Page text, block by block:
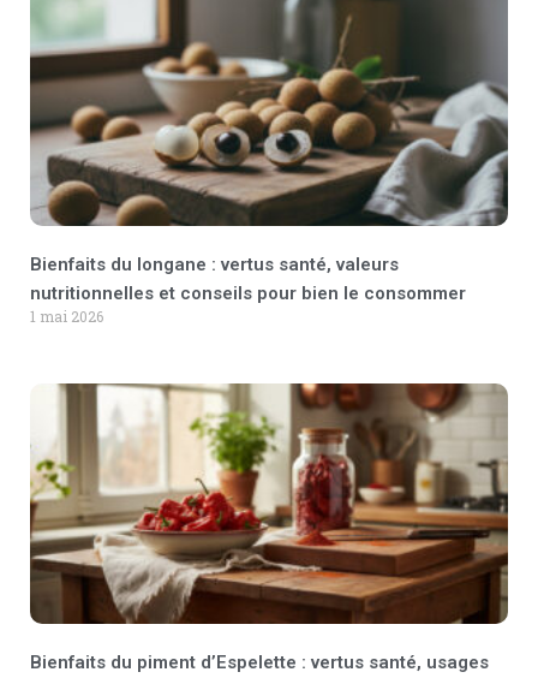
Bienfaits du longane : vertus santé, valeurs
nutritionnelles et conseils pour bien le consommer
1 mai 2026
Bienfaits du piment d’Espelette : vertus santé, usages